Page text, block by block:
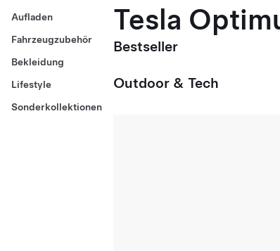
Aufladen
Fahrzeugzubehör
Bekleidung
Lifestyle
Sonderkollektionen
Tesla
Bestseller
Outdoor & Tech